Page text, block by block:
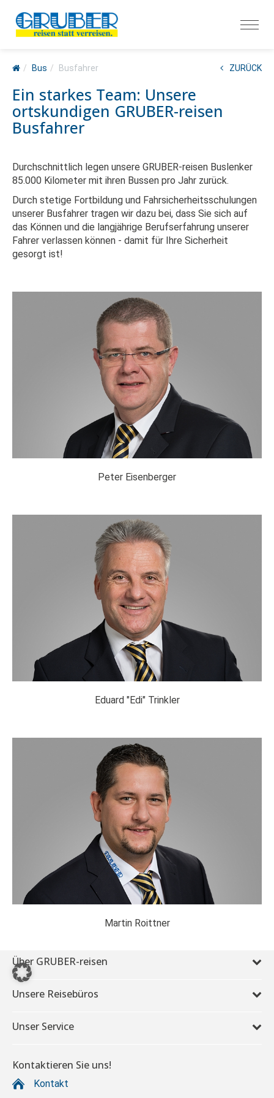
Bus Busfahrer ZURÜCK
Ein starkes Team: Unsere
ortskundigen GRUBER-reisen
Busfahrer
Durchschnittlich legen unsere GRUBER-reisen Buslenker
85.000 Kilometer mit ihren Bussen pro Jahr zurück.
Durch stetige Fortbildung und Fahrsicherheitsschulungen
unserer Busfahrer tragen wir dazu bei, dass Sie sich auf
das Können und die langjährige Berufserfahrung unserer
Fahrer verlassen können - damit für Ihre Sicherheit
gesorgt ist!
Peter Eisenberger
Eduard "Edi" Trinkler
Martin Roittner
Über GRUBER-reisen
Unsere Reisebüros
Unser Service
Kontaktieren Sie uns!
Kontakt